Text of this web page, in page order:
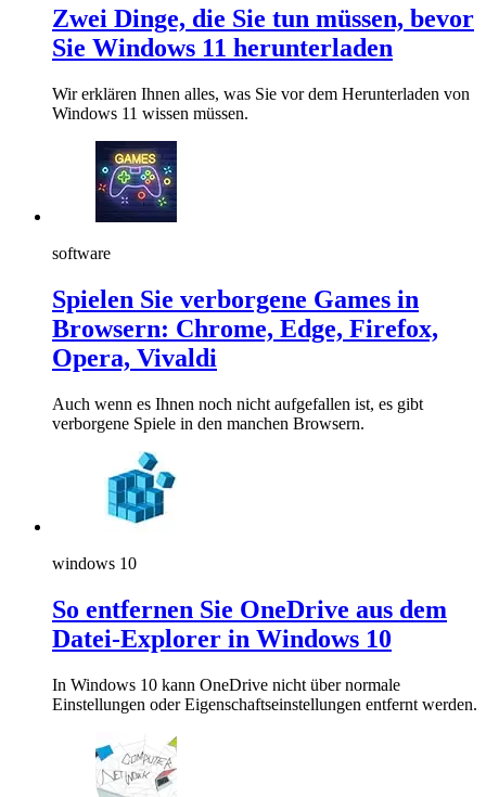
Zwei Dinge, die Sie tun müssen, bevor
Sie Windows 11 herunterladen
Wir erklären Ihnen alles, was Sie vor dem Herunterladen von
Windows 11 wissen müssen.
software
Spielen Sie verborgene Games in
Browsern: Chrome, Edge, Firefox,
Opera, Vivaldi
Auch wenn es Ihnen noch nicht aufgefallen ist, es gibt
verborgene Spiele in den manchen Browsern.
windows 10
So entfernen Sie OneDrive aus dem
Datei-Explorer in Windows 10
In Windows 10 kann OneDrive nicht über normale
Einstellungen oder Eigenschaftseinstellungen entfernt werden.